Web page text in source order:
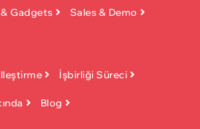
Gadgets Sales & Demo
İşbirliği Süreci
Blog